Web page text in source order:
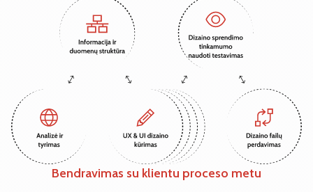
Bendravimas su klientu proceso metu